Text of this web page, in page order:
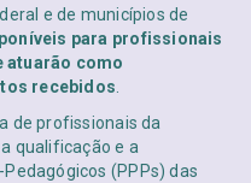
e de municípios de
para profissionais
atuarão como
recebidos
de profissionais da
qualificação e a
(PPPs) das